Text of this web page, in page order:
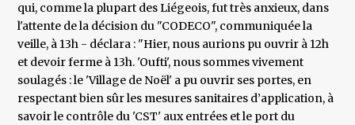
qui, comme la plupart des Liégeois, fut très anxieux, dans
l'attente de la décision du "CODECO", communiquée la
veille, à 13h - déclara : "Hier, nous aurions pu ouvrir à 12h
et devoir ferme à 13h. 'Oufti', nous sommes vivement
soulagés : le 'Village de Noël' a pu ouvrir ses portes, en
respectant bien sûr les mesures sanitaires d’application, à
savoir le contrôle du 'CST' aux entrées et le port du